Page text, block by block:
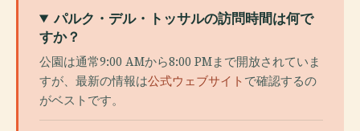
パルク・デル・トッサルの訪問時間は何で
すか？
公園は通常9:00 AMから8:00 PMまで開放されていま
すが、最新の情報は公式ウェブサイトで確認するの
がベストです。